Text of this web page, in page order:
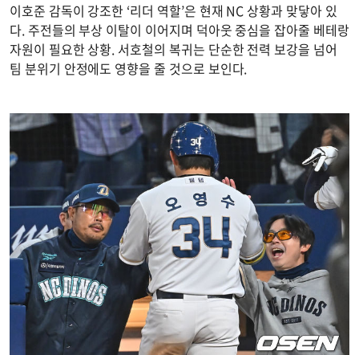
이호준 감독이 강조한 ‘리더 역할’은 현재 NC 상황과 맞닿아 있
다. 주전들의 부상 이탈이 이어지며 덕아웃 중심을 잡아줄 베테랑
자원이 필요한 상황. 서호철의 복귀는 단순한 전력 보강을 넘어
팀 분위기 안정에도 영향을 줄 것으로 보인다.